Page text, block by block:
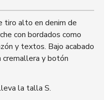
tiro alto en denim de
con bordados como
y textos. Bajo acabado
cremallera y botón
la talla S.